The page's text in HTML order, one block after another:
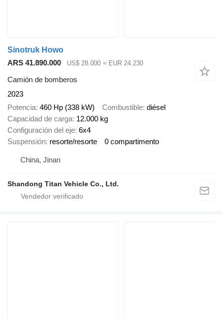
Sinotruk Howo
ARS 41.890.000
US$ 28.000 ≈ EUR 24.230
Camión de bomberos
2023
Potencia 460 Hp (338 kW) Combustible diésel
Capacidad de carga 12.000 kg
Configuración del eje 6x4
Suspensión resorte/resorte 0 compartimento
China, Jinan
Shandong Titan Vehicle Co., Ltd.